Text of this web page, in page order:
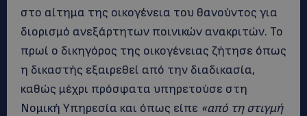
στο αίτημα της οικογένεια του θανούντος για
διορισμό ανεξάρτητων ποινικών ανακριτών. Το
πρωί ο δικηγόρος της οικογένειας ζήτησε όπως
η δικαστής εξαιρεθεί από την διαδικασία,
καθώς μέχρι πρόσφατα υπηρετούσε στη
Νομική Υπηρεσία και όπως είπε «από τη στιγμή